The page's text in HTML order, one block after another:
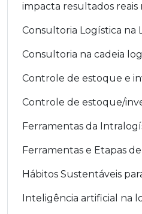
impacta resultados reais
Consultoria Logística na
Consultoria na cadeia
Controle de estoque e
Controle de estoque/
Ferramentas da
Ferramentas e Etapas
Hábitos Sustentáveis
Inteligência artificial na